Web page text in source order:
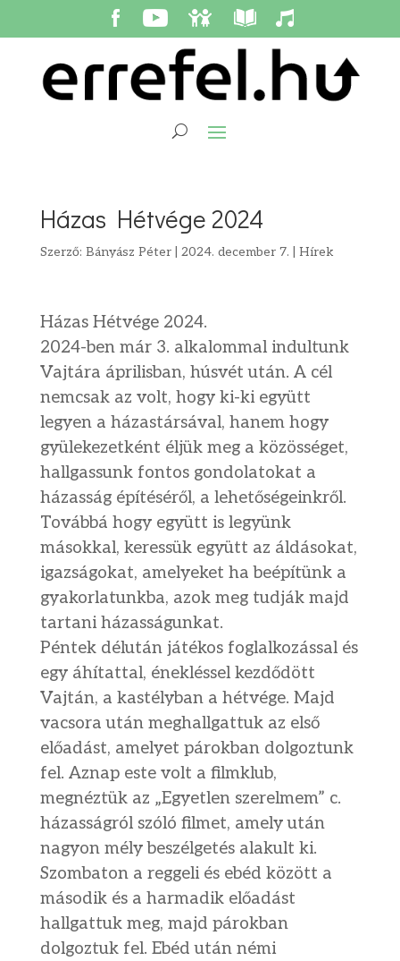
Házas Hétvége 2024
Szerző: Bányász Péter| 2024. december 7. Hírek
Házas Hétvége 2024.
2024-ben már 3. alkalommal indultunk
Vajtára áprilisban, húsvét után. A cél
nemcsak az volt, hogy ki-ki együtt
legyen a házastársával, hanem hogy
gyülekezetként éljük meg a közösséget,
hallgassunk fontos gondolatokat a
házasság építéséről, a lehetőségeinkről.
Továbbá hogy együtt is legyünk
másokkal, keressük együtt az áldásokat,
igazságokat, amelyeket ha beépítünk a
gyakorlatunkba, azok meg tudják majd
tartani házasságunkat.
Péntek délután játékos foglalkozással és
egy áhítattal, énekléssel kezdődött
Vajtán, a kastélyban a hétvége. Majd
vacsora után meghallgattuk az első
előadást, amelyet párokban dolgoztunk
fel. Aznap este volt a filmklub,
megnéztük az „Egyetlen szerelmem” c.
házasságról szóló filmet, amely után
nagyon mély beszélgetés alakult ki.
Szombaton a reggeli és ebéd között a
második és a harmadik előadást
hallgattuk meg, majd párokban
dolgoztuk fel. Ebéd után némi